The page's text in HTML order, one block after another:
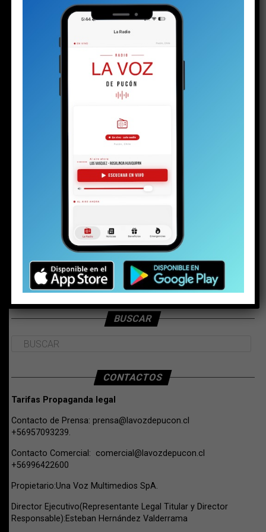
BUSCAR
CONTACTOS
Tarifas Propaganda legal
Contacto de Prensa: prensa@lavozdepucon.cl
+56957093239.
Contacto Comercial: comercial@lavozdepucon.cl
+56996422600
Propietario:Una Voz Multimedios SpA.
Director Ejecutivo(Representante Legal Titular y Director
Responsable):Esteban Hernández Valderrama